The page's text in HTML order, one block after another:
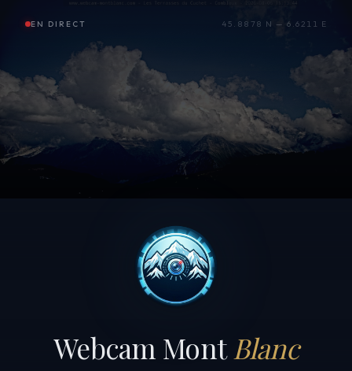
EN DIRECT 45.8878 N — 6.6211 E
Webcam Mont Blanc